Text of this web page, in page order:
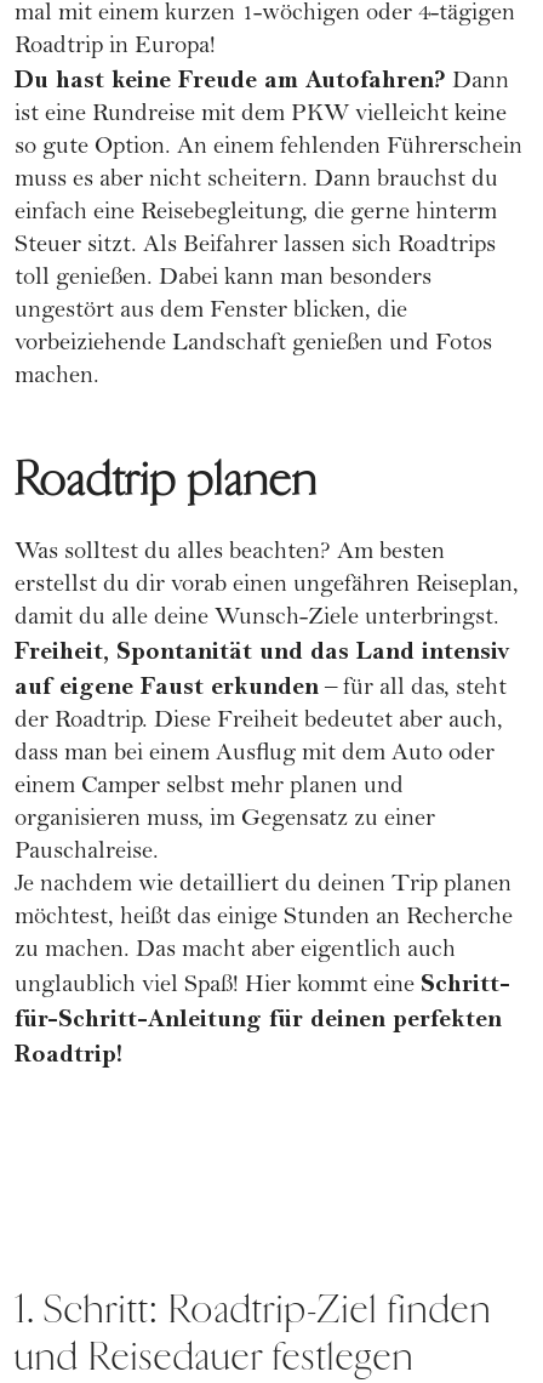
mal mit einem kurzen 1-wöchigen oder 4-tägigen
Roadtrip in Europa!
Du hast keine Freude am Autofahren? Dann
ist eine Rundreise mit dem PKW vielleicht keine
so gute Option. An einem fehlenden Führerschein
muss es aber nicht scheitern. Dann brauchst du
einfach eine Reisebegleitung, die gerne hinterm
Steuer sitzt. Als Beifahrer lassen sich Roadtrips
toll genießen. Dabei kann man besonders
ungestört aus dem Fenster blicken, die
vorbeiziehende Landschaft genießen und Fotos
machen.
Roadtrip planen
Was solltest du alles beachten? Am besten
erstellst du dir vorab einen ungefähren Reiseplan,
damit du alle deine Wunsch-Ziele unterbringst.
Freiheit, Spontanität und das Land intensiv
auf eigene Faust erkunden– für all das, steht
der Roadtrip. Diese Freiheit bedeutet aber auch,
dass man bei einem Ausflug mit dem Auto oder
einem Camper selbst mehr planen und
organisieren muss, im Gegensatz zu einer
Pauschalreise.
Je nachdem wie detailliert du deinen Trip planen
möchtest, heißt das einige Stunden an Recherche
zu machen. Das macht aber eigentlich auch
unglaublich viel Spaß! Hier kommt eine Schritt-
für-Schritt-Anleitung für deinen perfekten
Roadtrip!
1. Schritt: Roadtrip-Ziel finden
und Reisedauer festlegen